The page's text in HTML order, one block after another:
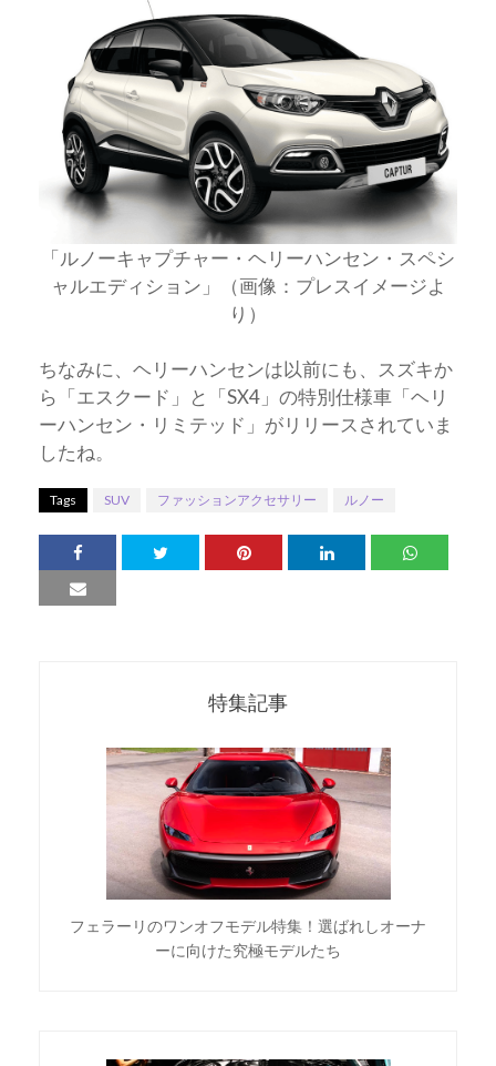
「ルノーキャプチャー・ヘリーハンセン・スペシ
ャルエディション」（画像：プレスイメージよ
り）
ちなみに、ヘリーハンセンは以前にも、スズキか
ら「エスクード」と「SX4」の特別仕様車「ヘリ
ーハンセン・リミテッド」がリリースされていま
したね。
Tags SUV ファッションアクセサリー ルノー
特集記事
フェラーリのワンオフモデル特集！選ばれしオーナ
ーに向けた究極モデルたち